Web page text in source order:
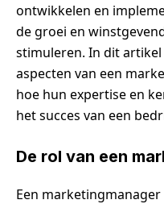
ontwikkelen en
de groei en
stimuleren. In dit
aspecten van een
hoe hun expertise en
het succes van een
De rol van een
Een